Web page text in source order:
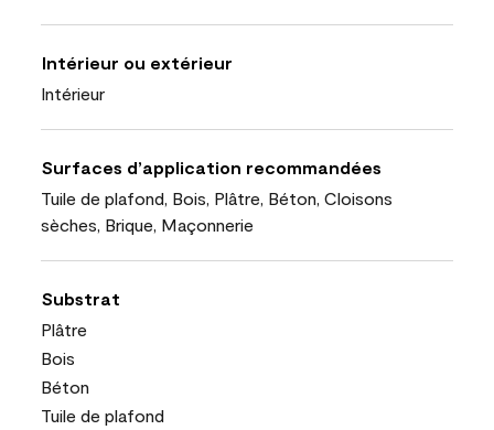
Intérieur ou extérieur
Intérieur
Surfaces d’application recommandées
Tuile de plafond, Bois, Plâtre, Béton, Cloisons
sèches, Brique, Maçonnerie
Substrat
Plâtre
Bois
Béton
Tuile de plafond